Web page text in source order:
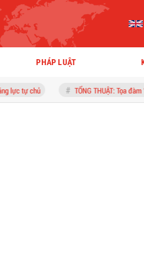
PHÁP LUẬT
TỔNG THUẬT: Tọa đàm “Nghị quyết